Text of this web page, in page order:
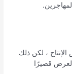
، لكن ذلك
قصيرًا